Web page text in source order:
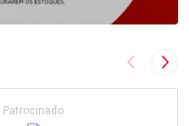
Imagem
Patrocinado